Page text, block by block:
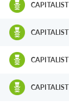
CAPITALIST
CAPITALIST
CAPITALIST
CAPITALIST